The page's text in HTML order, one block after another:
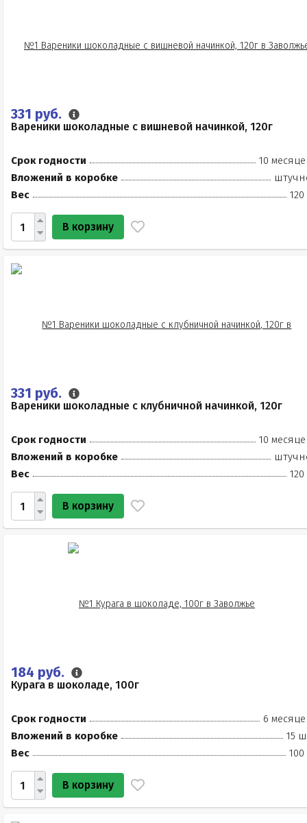
331 руб.
Вареники шоколадные с вишневой начинкой, 120г
Срок годности
10
Вложений в коробке
Вес
120
В корзину
331 руб.
Вареники шоколадные с клубничной начинкой, 120г
Срок годности
10
Вложений в коробке
Вес
120
В корзину
184 руб.
Курага в шоколаде, 100г
Срок годности
6
Вложений в коробке
15
Вес
100
В корзину